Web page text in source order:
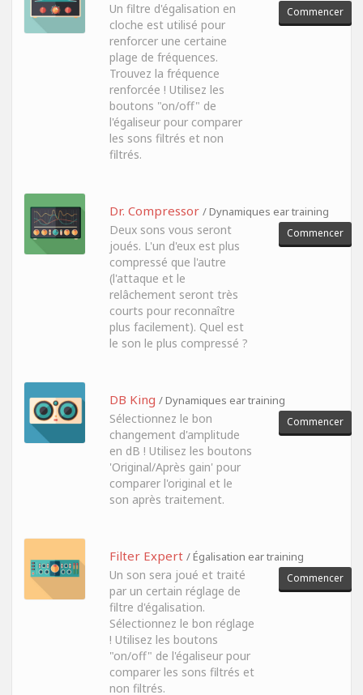
Un filtre d'égalisation en
cloche est utilisé pour
renforcer une certaine
plage de fréquences.
Trouvez la fréquence
renforcée ! Utilisez les
boutons "on/off" de
l'égaliseur pour comparer
les sons filtrés et non
filtrés.
Commencer
Dr. Compressor / Dynamiques ear training
Deux sons vous seront
joués. L'un d'eux est plus
compressé que l'autre
(l'attaque et le
relâchement seront très
courts pour reconnaître
plus facilement). Quel est
le son le plus compressé ?
Commencer
DB King / Dynamiques ear training
Sélectionnez le bon
changement d'amplitude
en dB ! Utilisez les boutons
'Original/Après gain' pour
comparer l'original et le
son après traitement.
Commencer
Filter Expert / Égalisation ear training
Un son sera joué et traité
par un certain réglage de
filtre d'égalisation.
Sélectionnez le bon réglage
! Utilisez les boutons
"on/off" de l'égaliseur pour
comparer les sons filtrés et
non filtrés.
Commencer